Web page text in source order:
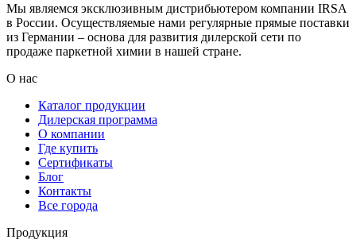
Мы являемся эксклюзивным дистрибьютером компании IRSA
в России. Осуществляемые нами регулярные прямые поставки
из Германии – основа для развития дилерской сети по
продаже паркетной химии в нашей стране.
О нас
Каталог продукции
Дилерская программа
О компании
Где купить
Сертификаты
Блог
Контакты
Все города
Продукция